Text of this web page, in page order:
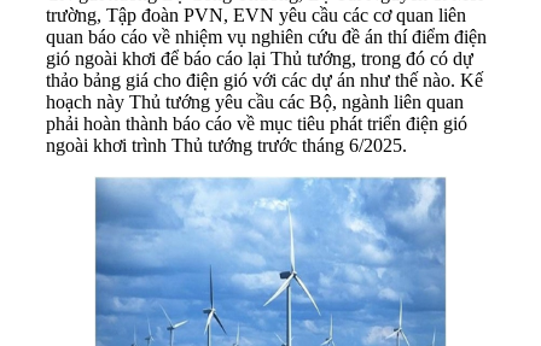
trường, Tập đoàn PVN, EVN yêu cầu các cơ quan liên
quan báo cáo về nhiệm vụ nghiên cứu đề án thí điểm điện
gió ngoài khơi để báo cáo lại Thủ tướng, trong đó có dự
thảo bảng giá cho điện gió với các dự án như thế nào. Kế
hoạch này Thủ tướng yêu cầu các Bộ, ngành liên quan
phải hoàn thành báo cáo về mục tiêu phát triển điện gió
ngoài khơi trình Thủ tướng trước tháng 6/2025.